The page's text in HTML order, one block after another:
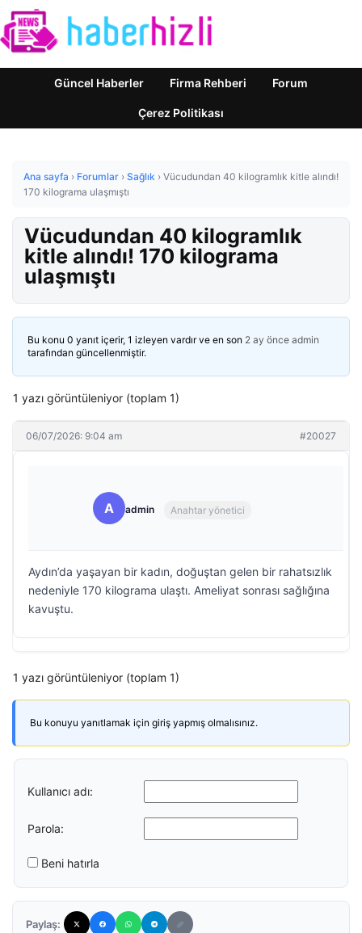
Güncel Haberler Firma Rehberi Forum
Çerez Politikası
Ana sayfa › Forumlar › Sağlık › Vücudundan 40 kilogramlık kitle alındı!
170 kilograma ulaşmıştı
Vücudundan 40 kilogramlık
kitle alındı! 170 kilograma
ulaşmıştı
Bu konu 0 yanıt içerir, 1 izleyen vardır ve en son 2 ay önce admin
tarafından güncellenmiştir.
1 yazı görüntüleniyor (toplam 1)
06/07/2026: 9:04 am #20027
A admin Anahtar yönetici
Aydın’da yaşayan bir kadın, doğuştan gelen bir rahatsızlık
nedeniyle 170 kilograma ulaştı. Ameliyat sonrası sağlığına
kavuştu.
1 yazı görüntüleniyor (toplam 1)
Bu konuyu yanıtlamak için giriş yapmış olmalısınız.
Kullanıcı adı:
Parola:
Beni hatırla
Paylaş: